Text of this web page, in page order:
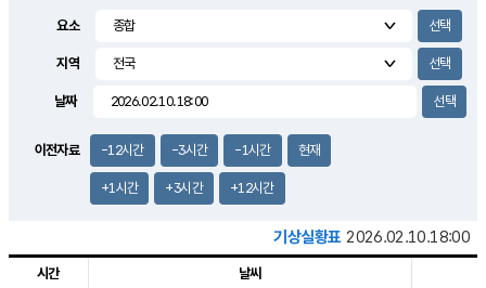
3.2m/s
요소
지역
날짜
이전자료 -12시간 -3시간 -1시간 현재
+1시간 +3시간 +12시간
기상실황표 2026.02.10.18:00
시간 날씨